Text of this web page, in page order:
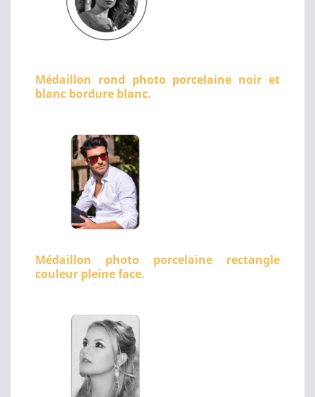
Médaillon rond photo porcelaine noir et
blanc bordure blanc.
Médaillon photo porcelaine rectangle
couleur pleine face.